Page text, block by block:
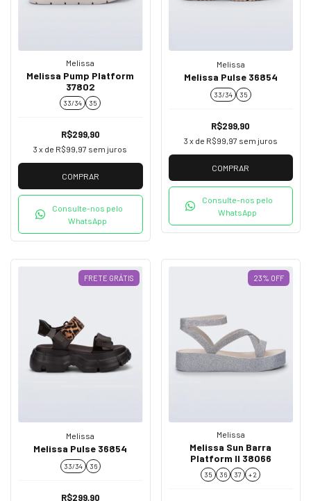
Melissa
Melissa Pump Platform
37802
33/34 35
R$299,90
3 x de R$99,97 sem juros
COMPRAR
Consulte-nos pelo
WhatsApp
Melissa
Melissa Pulse 36854
33/34 35
R$299,90
3 x de R$99,97 sem juros
COMPRAR
Consulte-nos pelo
WhatsApp
FRETE GRÁTIS
Melissa
Melissa Pulse 36854
33/34 36
R$299,90
23% OFF
Melissa
Melissa Sun Barra
Platform II 38066
35 36 37 + 2